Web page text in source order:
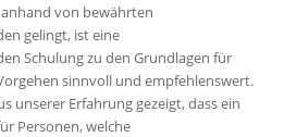
von bewährten
gelingt, ist eine
Schulung zu den Grundlagen für
sinnvoll und empfehlenswert.
unserer Erfahrung gezeigt, dass ein
Personen, welche